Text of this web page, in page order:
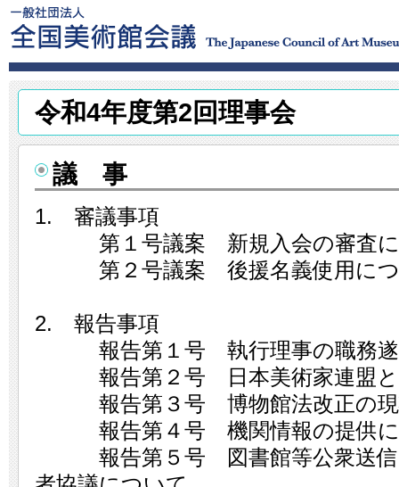
令和4年度第2回理事会
議 事
1. 審議事項
第１号議案 新規入会の審査に
第２号議案 後援名義使用につ
2. 報告事項
報告第１号 執行理事の職務遂
報告第２号 日本美術家連盟と
報告第３号 博物館法改正の現
報告第４号 機関情報の提供に
報告第５号 図書館等公衆送信